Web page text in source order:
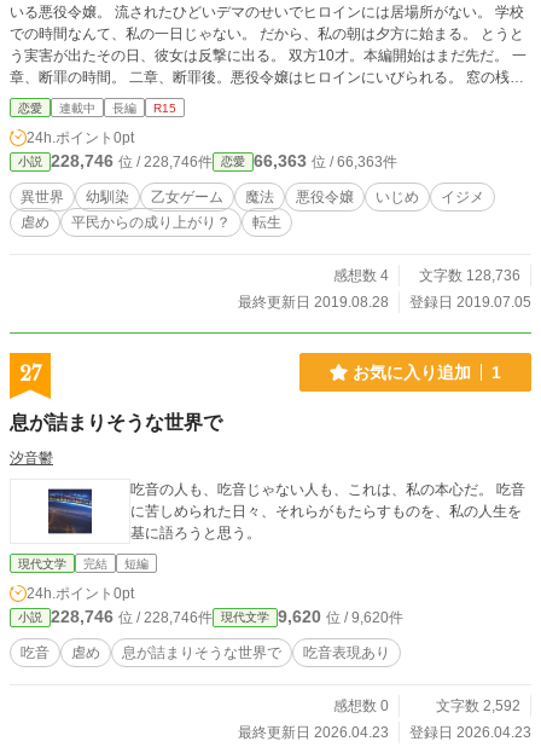
いる悪役令嬢。 流されたひどいデマのせいでヒロインには居場所がない。 学校
での時間なんて、私の一日じゃない。 だから、私の朝は夕方に始まる。 とうと
う実害が出たその日、彼女は反撃に出る。 双方10才。本編開始はまだ先だ。 一
章、断罪の時間。 二章、断罪後。悪役令嬢はヒロインにいびられる。 窓の桟に
指を這わせるな！ふってするなふって！ 三章、実行犯の視点。謝らせてももら
えないわんわん君。 四章、傍観者側の視点。 ざまぁはありますが、二章以降で
反省する過程も書いてます。本当の悪役は、五章か六章くらいにならないと出な
い予定。 7.14改題しました。 旧題・本編開始前に悪役令嬢を断罪します 小説家
になろう様で書いた短編を、連載形式にして追記して書いています。
恋愛 連載中 長編 R15
24h.ポイント 0pt
小説 228,746 位 / 228,746件 恋愛 66,363 位 / 66,363件
異世界 幼馴染 乙女ゲーム 魔法 悪役令嬢 いじめ
イジメ
虐め
平民からの成り上がり？ 転生
感想数 4
文字数 128,736
最終更新日 2019.08.28
登録日 2019.07.05
27 お気に入り追加 1
息が詰まりそうな世界で
汐音鬱
吃音の人も、吃音じゃない人も、これは、私の本心だ。 吃音
に苦しめられた日々、それらがもたらすものを、私の人生を
基に語ろうと思う。
現代文学 完結 短編
24h.ポイント 0pt
小説 228,746 位 / 228,746件 現代文学 9,620 位 / 9,620件
吃音 虐め 息が詰まりそうな世界で 吃音表現あり
感想数 0
文字数 2,592
最終更新日 2026.04.23
登録日 2026.04.23